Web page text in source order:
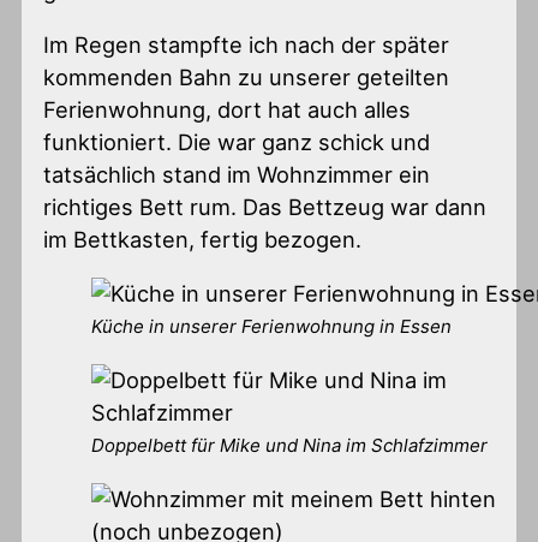
Im Regen stampfte ich nach der später
kommenden Bahn zu unserer geteilten
Ferienwohnung, dort hat auch alles
funktioniert. Die war ganz schick und
tatsächlich stand im Wohnzimmer ein
richtiges Bett rum. Das Bettzeug war dann
im Bettkasten, fertig bezogen.
Küche in unserer Ferienwohnung in Essen
Doppelbett für Mike und Nina im Schlafzimmer